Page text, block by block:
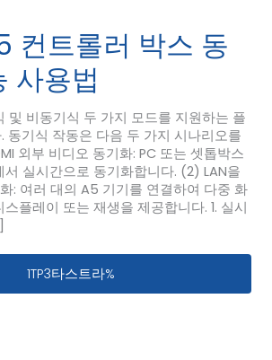
컨트롤러 박스 동
사용법
및 비동기식 두 가지 모드를 지원하는 플
동기식 작동은 다음 두 가지 시나리오를
외부 비디오 동기화: PC 또는 셋톱박스
실시간으로 동기화합니다. (2) LAN을
: 여러 대의 A5 기기를 연결하여 다중 화
플레이 또는 재생을 제공합니다. 1. 실시
Huidu A5 컨트롤러 박스 동기화 기능 사
1TP3타스트라%